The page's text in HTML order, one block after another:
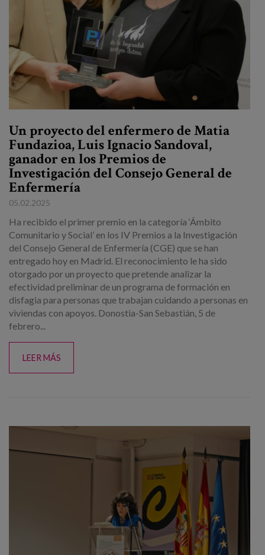
Un proyecto del enfermero de Matia
Fundazioa, Luis Ignacio Sandoval,
ganador en los Premios de
Investigación del Consejo General de
Enfermería
05.02.2025
Ha recibido el primer premio en la categoría ‘Ámbito
Comunitario y Social’ en los IV Premios a la Investigación
del Consejo General de Enfermería (CGE) que se han
entregado hoy en Madrid. El reconocimiento le ha sido
otorgado por un proyecto que pretende analizar la
efectividad preliminar de un programa de formación en
disfagia para personas que trabajan cuidando a personas en
viviendas con apoyos. Donostia-San Sebastián, 5 de
febrero...
LEER MÁS